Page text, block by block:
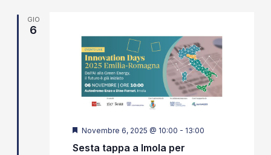
GIO
6
Segnalati
Novembre 6, 2025 @ 10:00 - 13:00
Sesta tappa a Imola per